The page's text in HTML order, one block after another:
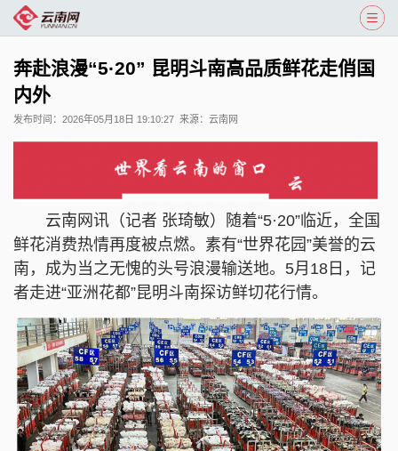
奔赴浪漫“5·20” 昆明斗南高品质鲜花走俏国
内外
发布时间： 2026年05月18日 19:10:27 来源： 云南网
云南网讯（记者 张琦敏）随着“5·20”临近，全国
鲜花消费热情再度被点燃。素有“世界花园”美誉的云
南，成为当之无愧的头号浪漫输送地。5月18日，记
者走进“亚洲花都”昆明斗南探访鲜切花行情。